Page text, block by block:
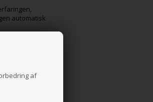
af
automatisk
med til at
støj.